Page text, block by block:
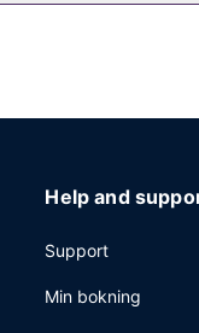
Help and
Support
Min bokning